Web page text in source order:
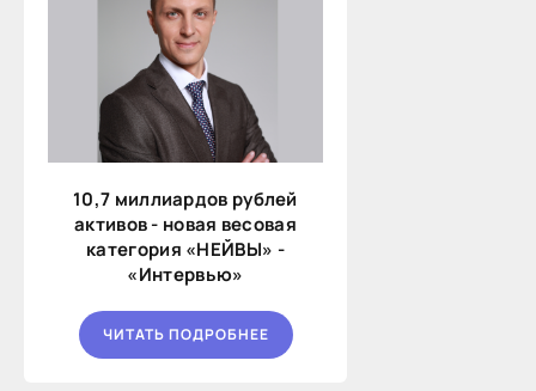
10,7 миллиардов рублей
активов - новая весовая
категория «НЕЙВЫ» -
«Интервью»
ЧИТАТЬ ПОДРОБНЕЕ